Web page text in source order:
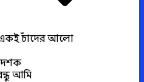
চাঁদের আলো
দশক
আমি